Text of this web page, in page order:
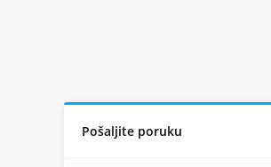
Pošaljite poruku